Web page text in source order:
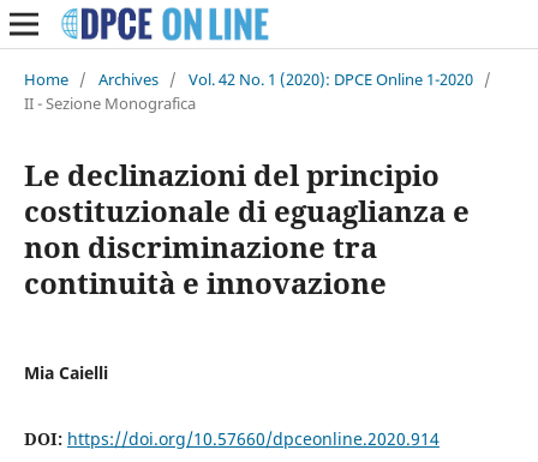
Home / Archives / Vol. 42 No. 1 (2020): DPCE Online 1-2020 /
II - Sezione Monografica
Le declinazioni del principio
costituzionale di eguaglianza e
non discriminazione tra
continuità e innovazione
Mia Caielli
DOI: https://doi.org/10.57660/dpceonline.2020.914